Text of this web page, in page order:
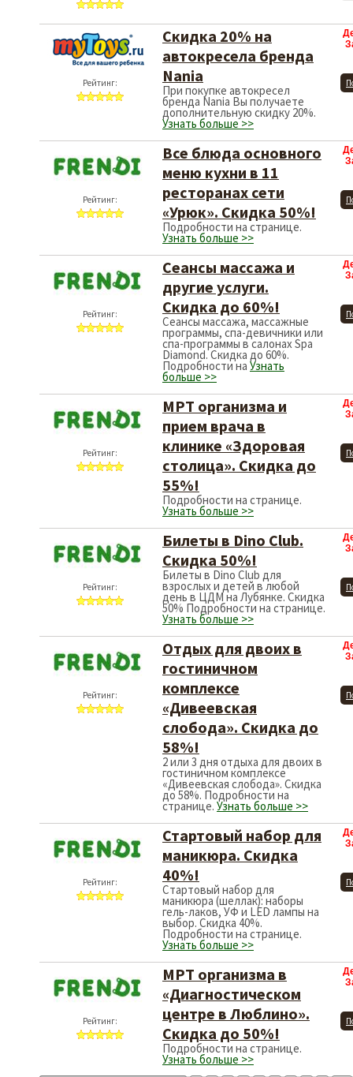
Рейтинг:
Скидка 20% на
автокресела бренда
Nania
При покупке автокресел
бренда Nania Вы получаете
дополнительную скидку 20%.
Узнать больше >>
Рейтинг:
Все блюда основного
меню кухни в 11
ресторанах сети
«Урюк». Скидка 50%!
Подробности на странице.
Узнать больше >>
Рейтинг:
Сеансы массажа и
другие услуги.
Скидка до 60%!
Сеансы массажа, массажные
программы, спа-девичники или
спа-программы в салонах Spa
Diamond. Скидка до 60%.
Подробности на Узнать
больше >>
Рейтинг:
МРТ организма и
прием врача в
клинике «Здоровая
столица». Скидка до
55%!
Подробности на странице.
Узнать больше >>
Рейтинг:
Билеты в Dino Club.
Скидка 50%!
Билеты в Dino Club для
взрослых и детей в любой
день в ЦДМ на Лубянке. Скидка
50% Подробности на странице.
Узнать больше >>
Рейтинг:
Отдых для двоих в
гостиничном
комплексе
«Дивеевская
слобода». Скидка до
58%!
2 или 3 дня отдыха для двоих в
гостиничном комплексе
«Дивеевская слобода». Скидка
до 58%. Подробности на
странице. Узнать больше >>
Рейтинг:
Стартовый набор для
маникюра. Скидка
40%!
Стартовый набор для
маникюра (шеллак): наборы
гель-лаков, УФ и LED лампы на
выбор. Скидка 40%.
Подробности на странице.
Узнать больше >>
Рейтинг:
МРТ организма в
«Диагностическом
центре в Люблино».
Скидка до 50%!
Подробности на странице.
Узнать больше >>